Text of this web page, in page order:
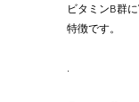
ビタミンB群
特徴です。